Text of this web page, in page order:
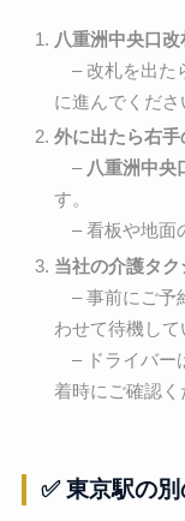
八重洲中央口改
– 改札を出た
に進んでくださ
外に出たら右
– 八重洲中央
す。
– 看板や地面
当社の介護タ
– 事前にご予
わせて待機して
– ドライバー
着時にご確認く
✅ 東京駅の